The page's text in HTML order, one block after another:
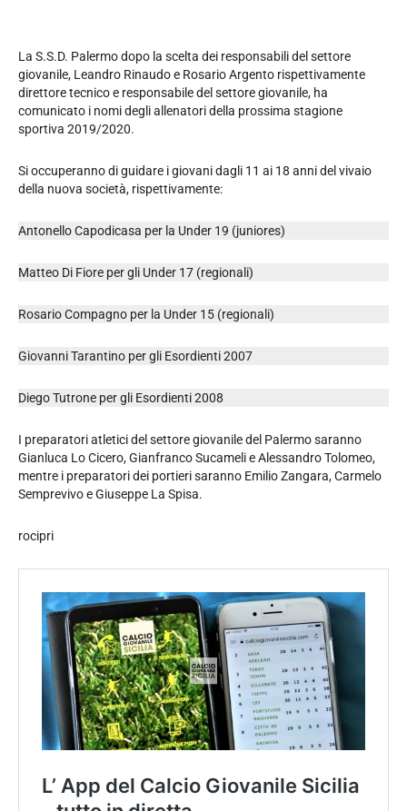
La S.S.D. Palermo dopo la scelta dei responsabili del settore
giovanile, Leandro Rinaudo e Rosario Argento rispettivamente
direttore tecnico e responsabile del settore giovanile, ha
comunicato i nomi degli allenatori della prossima stagione
sportiva 2019/2020.
Si occuperanno di guidare i giovani dagli 11 ai 18 anni del vivaio
della nuova società, rispettivamente:
Antonello Capodicasa per la Under 19 (juniores)
Matteo Di Fiore per gli Under 17 (regionali)
Rosario Compagno per la Under 15 (regionali)
Giovanni Tarantino per gli Esordienti 2007
Diego Tutrone per gli Esordienti 2008
I preparatori atletici del settore giovanile del Palermo saranno
Gianluca Lo Cicero, Gianfranco Sucameli e Alessandro Tolomeo,
mentre i preparatori dei portieri saranno Emilio Zangara, Carmelo
Semprevivo e Giuseppe La Spisa.
rocipri